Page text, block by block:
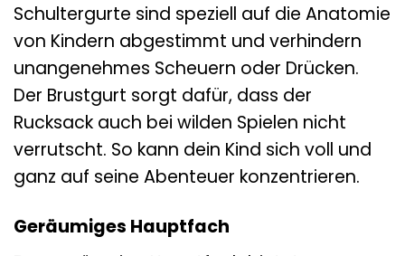
Schultergurte sind speziell auf die Anatomie
von Kindern abgestimmt und verhindern
unangenehmes Scheuern oder Drücken.
Der Brustgurt sorgt dafür, dass der
Rucksack auch bei wilden Spielen nicht
verrutscht. So kann dein Kind sich voll und
ganz auf seine Abenteuer konzentrieren.
Geräumiges Hauptfach